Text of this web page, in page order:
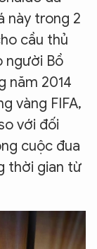
này trong 2
cầu thủ
người Bồ
năm 2014
vàng FIFA,
với đối
cuộc đua
thời gian từ